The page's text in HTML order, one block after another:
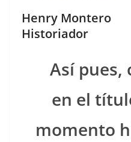
a
c
e
b
o
k
re
d
tir
Henry Montero
Historiador
Así pues,
en el
momen­to